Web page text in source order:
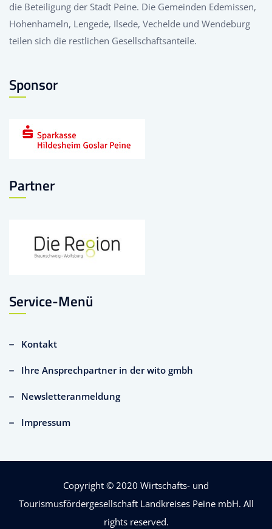
die Beteiligung der Stadt Peine. Die Gemeinden Edemissen,
Hohenhameln, Lengede, Ilsede, Vechelde und Wendeburg
teilen sich die restlichen Gesellschaftsanteile.
Sponsor
Partner
Service-Menü
Kontakt
Ihre Ansprechpartner in der wito gmbh
Newsletteranmeldung
Impressum
Copyright © 2020 Wirtschafts- und
Tourismusfördergesellschaft Landkreises Peine mbH. All
rights reserved.